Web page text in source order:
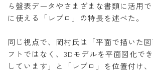
ら盤表データやさまざまな書類に活用
に使える「レブロ」の特長を述べた。
同じ視点で、岡村氏は「平面で描いた
フトではなく、3Dモデルを平面図化で
しています」と「レブロ」を位置付け